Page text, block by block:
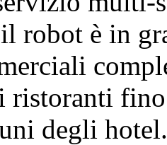
robot è in
ristoranti
degli hotel.